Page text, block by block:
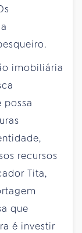
imobiliária
possa
recursos
Tita,
que
é investir